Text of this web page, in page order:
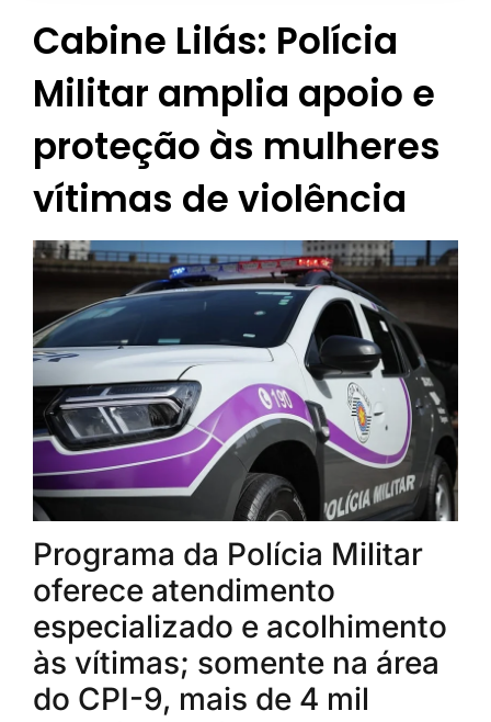
Cabine Lilás: Polícia
Militar amplia apoio e
proteção às mulheres
vítimas de violência
Programa da Polícia Militar
oferece atendimento
especializado e acolhimento
às vítimas; somente na área
do CPI-9, mais de 4 mil